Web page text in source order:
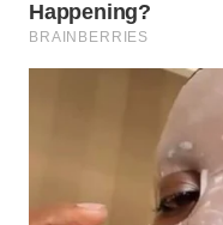
WN
KALBAR
KALTARA